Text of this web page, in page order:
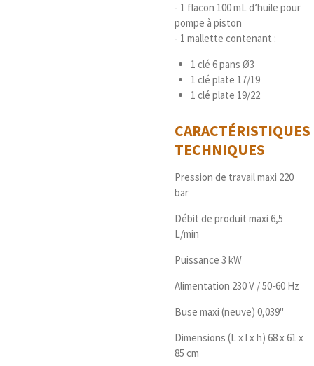
- 1 flacon 100 mL d’huile pour
pompe à piston
- 1 mallette contenant :
1 clé 6 pans Ø3
1 clé plate 17/19
1 clé plate 19/22
CARACTÉRISTIQUES
TECHNIQUES
Pression de travail maxi 220
bar
Débit de produit maxi 6,5
L/min
Puissance 3 kW
Alimentation 230 V / 50-60 Hz
Buse maxi (neuve) 0,039"
Dimensions (L x l x h) 68 x 61 x
85 cm